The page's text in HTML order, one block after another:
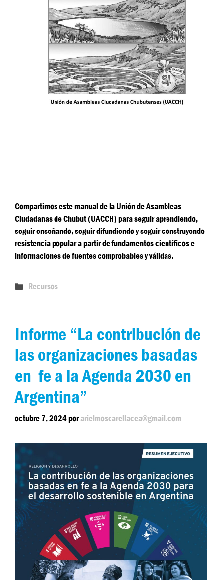
Compartimos este manual de la Unión de Asambleas
Ciudadanas de Chubut (UACCH) para seguir aprendiendo,
seguir enseñando, seguir difundiendo y seguir construyendo
resistencia popular a partir de fundamentos científicos e
informaciones de fuentes comprobables y válidas.
Recursos
​Informe “La contribución de
las organizaciones basadas
en fe a la Agenda 2030 en
Argentina”
octubre 7, 2024porarielmoscarellacea@gmail.com